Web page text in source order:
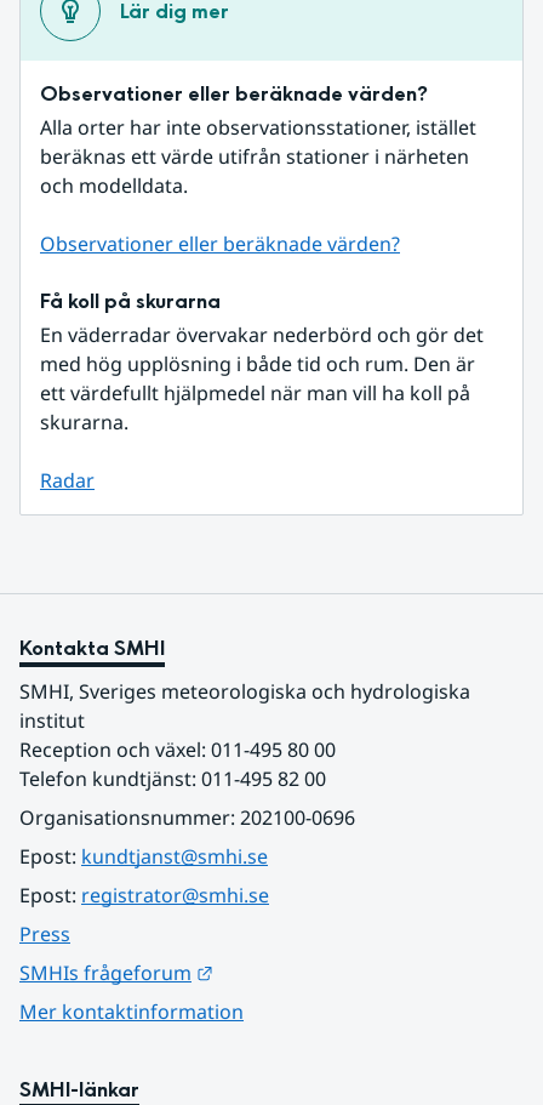
Lär dig mer
Observationer eller beräknade värden?
Alla orter har inte observationsstationer, istället
beräknas ett värde utifrån stationer i närheten
och modelldata.
Observationer eller beräknade värden?
Få koll på skurarna
En väderradar övervakar nederbörd och gör det
med hög upplösning i både tid och rum. Den är
ett värdefullt hjälpmedel när man vill ha koll på
skurarna.
Radar
Kontakta SMHI
SMHI, Sveriges meteorologiska och hydrologiska
institut
Reception och växel: 011-495 80 00
Telefon kundtjänst: 011-495 82 00
Organisationsnummer: 202100-0696
Epost: kundtjanst@smhi.se
Epost: registrator@smhi.se
Press
SMHIs frågeforum
Mer kontaktinformation
SMHI-länkar